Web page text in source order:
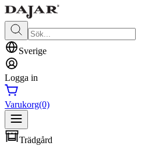
Sverige
Logga in
Varukorg(0)
Trädgård